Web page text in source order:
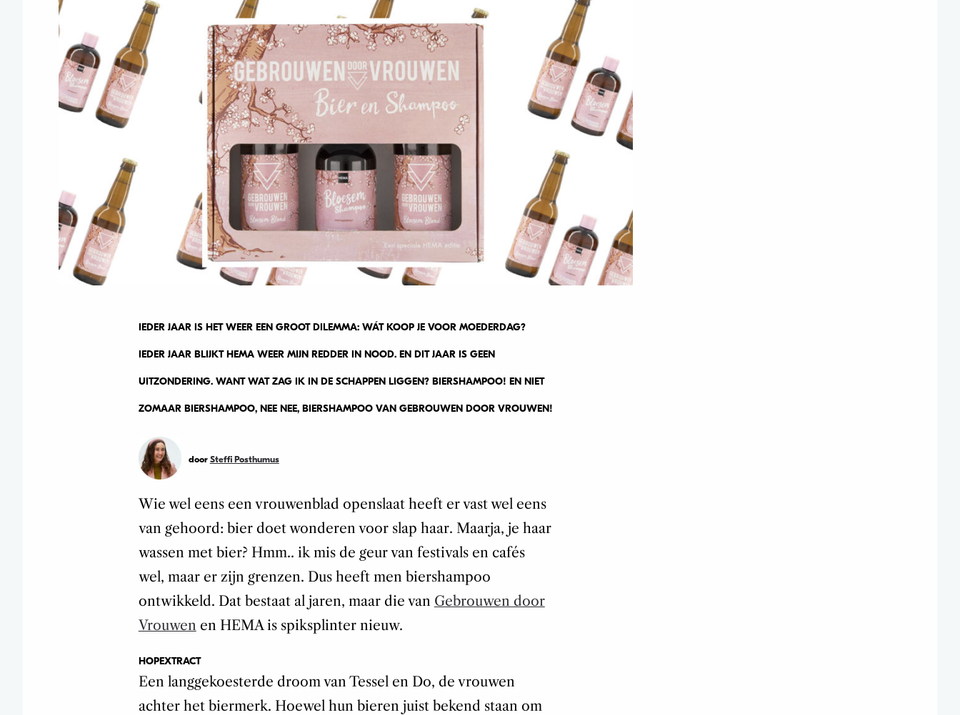
IEDER JAAR IS HET WEER EEN GROOT DILEMMA: WÁT KOOP JE VOOR MOEDERDAG?
IEDER JAAR BLIJKT HEMA WEER MIJN REDDER IN NOOD. EN DIT JAAR IS GEEN
UITZONDERING. WANT WAT ZAG IK IN DE SCHAPPEN LIGGEN? BIERSHAMPOO! EN NIET
ZOMAAR BIERSHAMPOO, NEE NEE, BIERSHAMPOO VAN GEBROUWEN DOOR VROUWEN!
door Steffi Posthumus
Wie wel eens een vrouwenblad openslaat heeft er vast wel eens
van gehoord: bier doet wonderen voor slap haar. Maarja, je haar
wassen met bier? Hmm.. ik mis de geur van festivals en cafés
wel, maar er zijn grenzen. Dus heeft men biershampoo
ontwikkeld. Dat bestaat al jaren, maar die van Gebrouwen door
Vrouwen en HEMA is spiksplinter nieuw.
HOPEXTRACT
Een langgekoesterde droom van Tessel en Do, de vrouwen
achter het biermerk. Hoewel hun bieren juist bekend staan om